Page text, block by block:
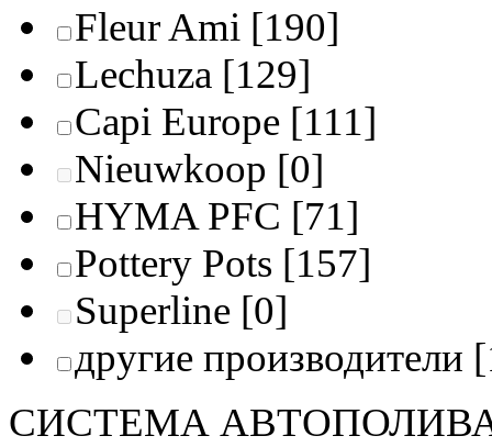
Fleur Ami [190]
Lechuza [129]
Capi Europe [111]
Nieuwkoop [0]
HYMA PFC [71]
Pottery Pots [157]
Superline [0]
другие производители
СИСТЕМА